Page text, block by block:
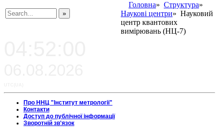
Головна» Структура»
Наукові центри» Науковий
центр квантових
вимірювань (НЦ-7)
Про ННЦ "Інститут метрології"
Контакти
Доступ до публічної інформації
Зворотній зв'язок